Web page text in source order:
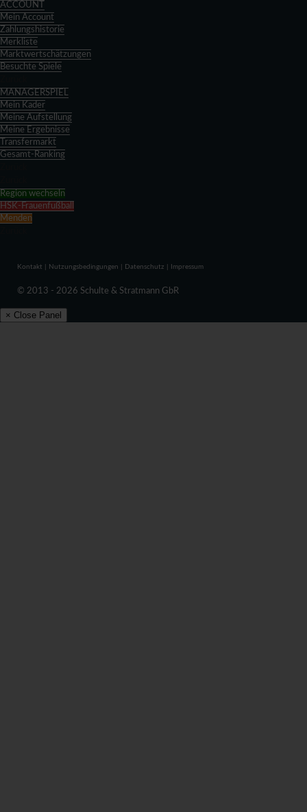
ACCOUNT
Mein Account
Zahlungshistorie
Merkliste
Marktwertschätzungen
Besuchte Spiele
MANAGERSPIEL
Mein Kader
Meine Aufstellung
Meine Ergebnisse
Transfermarkt
Gesamt-Ranking
Region wechseln
HSK-Frauenfußball
Menden
Kontakt Nutzungsbedingungen Datenschutz Impressum
© 2013 - 2026 Schulte & Stratmann GbR
× Close Panel